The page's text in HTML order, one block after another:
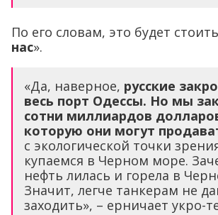
По его словам, это будет
нас».
«Да, наверное, русские
весь порт Одессы. Но мы
сотни миллиардов
которую они могут
с экологической точки
купаемся в Черном море.
нефть лилась и горела в
Значит, легче танкерам не
заходить», – ерничает укро-